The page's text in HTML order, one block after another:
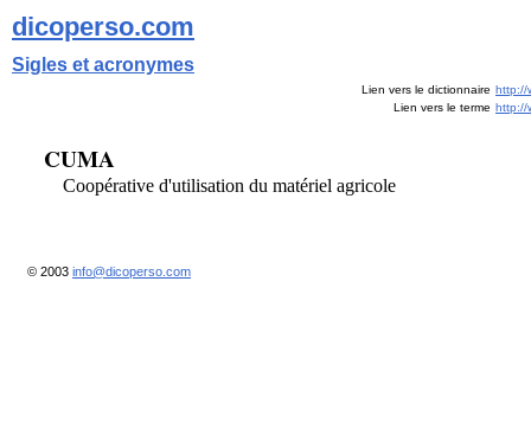
dicoperso.com
Sigles et acronymes
Lien vers le dictionnaire http://
Lien vers le terme http://
CUMA
Coopérative d'utilisation du matériel agricole
© 2003 info@dicoperso.com